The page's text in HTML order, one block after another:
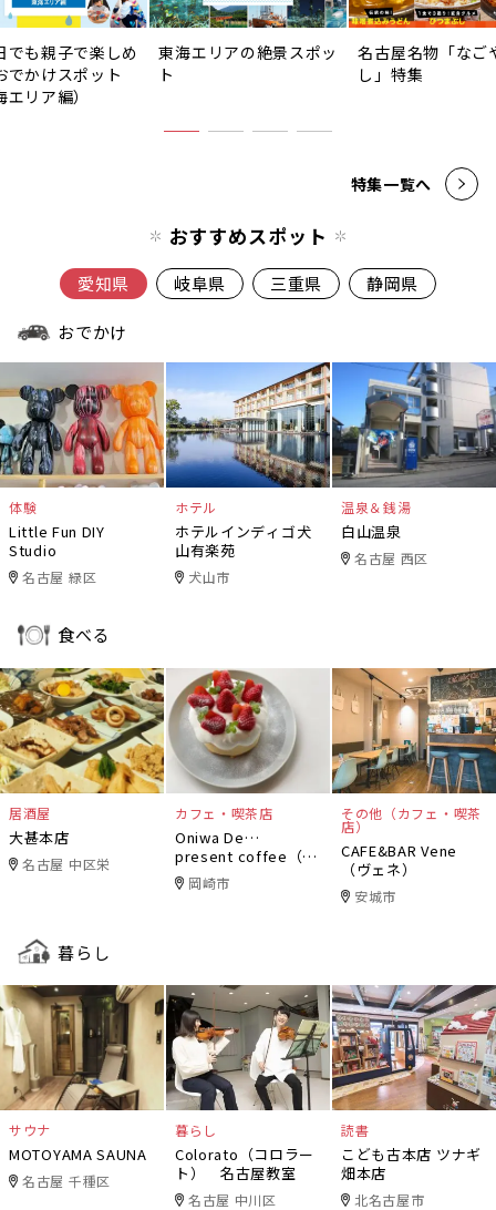
でも親子で楽しめ
でかけスポット
リア編）
東海エリアの絶景スポッ
ト
名古屋名物「なご
し」特集
特集一覧へ
おすすめスポット
愛知県 岐阜県 三重県 静岡県
おでかけ
体験
Little Fun DIY
Studio
名古屋 緑区
ホテル
ホテルインディゴ犬
山有楽苑
犬山市
温泉＆銭湯
白山温泉
名古屋 西区
食べる
居酒屋
大甚本店
名古屋 中区栄
カフェ・喫茶店
Oniwa De…
present coffee（オ
ニワデ）
岡崎市
その他（カフェ・喫茶
店）
CAFE&BAR Vene
（ヴェネ）
安城市
暮らし
サウナ
MOTOYAMA SAUNA
名古屋 千種区
暮らし
Colorato（コロラー
ト） 名古屋教室
名古屋 中川区
読書
こども古本店 ツナギ
畑本店
北名古屋市